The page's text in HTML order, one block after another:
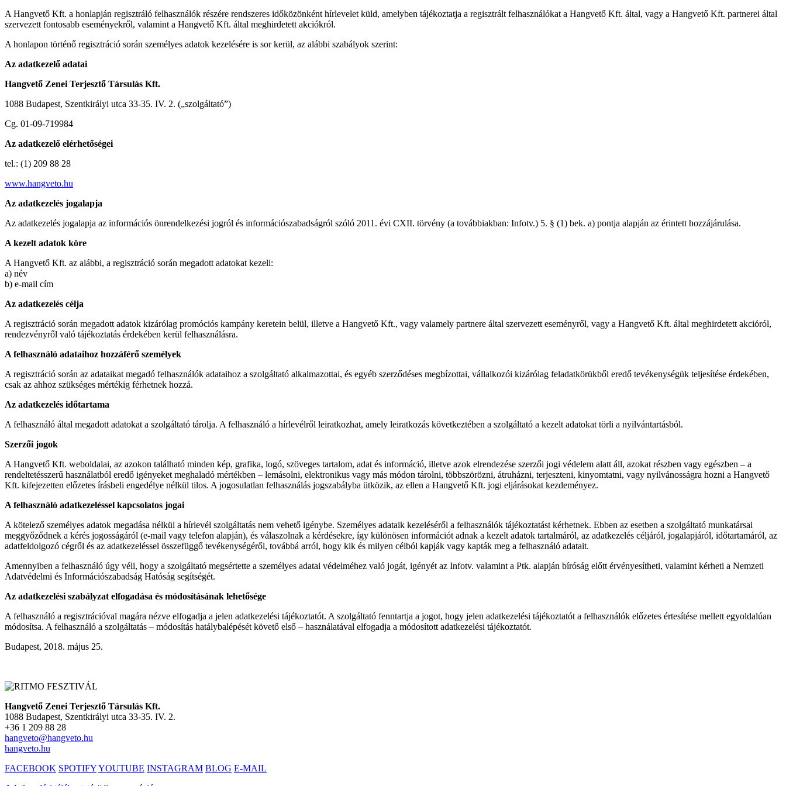
A Hangvető Kft. a honlapján regisztráló felhasználók részére rendszeres időközönként hírlevelet küld, amelyben tájékoztatja a regisztrált felhasználókat a Hangvető Kft. által, vagy a Hangvető Kft. partnerei által
szervezett fontosabb eseményekről, valamint a Hangvető Kft. által meghirdetett akciókról.
A honlapon történő regisztráció során személyes adatok kezelésére is sor kerül, az alábbi szabályok szerint:
Az adatkezelő adatai
Hangvető Zenei Terjesztő Társulás Kft.
1088 Budapest, Szentkirályi utca 33-35. IV. 2. („szolgáltató”)
Cg. 01-09-719984
Az adatkezelő elérhetőségei
tel.: (1) 209 88 28
www.hangveto.hu
Az adatkezelés jogalapja
Az adatkezelés jogalapja az információs önrendelkezési jogról és információszabadságról szóló 2011. évi CXII. törvény (a továbbiakban: Infotv.) 5. § (1) bek. a) pontja alapján az érintett hozzájárulása.
A kezelt adatok köre
A Hangvető Kft. az alábbi, a regisztráció során megadott adatokat kezeli:
a) név
b) e-mail cím
Az adatkezelés célja
A regisztráció során megadott adatok kizárólag promóciós kampány keretein belül, illetve a Hangvető Kft., vagy valamely partnere által szervezett eseményről, vagy a Hangvető Kft. által meghirdetett akcióról,
rendezvényről való tájékoztatás érdekében kerül felhasználásra.
A felhasználó adataihoz hozzáférő személyek
A regisztráció során az adataikat megadó felhasználók adataihoz a szolgáltató alkalmazottai, és egyéb szerződéses megbízottai, vállalkozói kizárólag feladatkörükből eredő tevékenységük teljesítése érdekében,
csak az ahhoz szükséges mértékig férhetnek hozzá.
Az adatkezelés időtartama
A felhasználó által megadott adatokat a szolgáltató tárolja. A felhasználó a hírlevélről leiratkozhat, amely leiratkozás következtében a szolgáltató a kezelt adatokat törli a nyilvántartásból.
Szerzői jogok
A Hangvető Kft. weboldalai, az azokon található minden kép, grafika, logó, szöveges tartalom, adat és információ, illetve azok elrendezése szerzői jogi védelem alatt áll, azokat részben vagy egészben – a
rendeltetésszerű használatból eredő igényeket meghaladó mértékben – lemásolni, elektronikus vagy más módon tárolni, többszörözni, átruházni, terjeszteni, kinyomtatni, vagy nyilvánosságra hozni a Hangvető
Kft. kifejezetten előzetes írásbeli engedélye nélkül tilos. A jogosulatlan felhasználás jogszabályba ütközik, az ellen a Hangvető Kft. jogi eljárásokat kezdeményez.
A felhasználó adatkezeléssel kapcsolatos jogai
A kötelező személyes adatok megadása nélkül a hírlevél szolgáltatás nem vehető igénybe. Személyes adataik kezeléséről a felhasználók tájékoztatást kérhetnek. Ebben az esetben a szolgáltató munkatársai
meggyőződnek a kérés jogosságáról (e-mail vagy telefon alapján), és válaszolnak a kérdésekre, így különösen információt adnak a kezelt adatok tartalmáról, az adatkezelés céljáról, jogalapjáról, időtartamáról, az
adatfeldolgozó cégről és az adatkezeléssel összefüggő tevékenységéről, továbbá arról, hogy kik és milyen célból kapják vagy kapták meg a felhasználó adatait.
Amennyiben a felhasználó úgy véli, hogy a szolgáltató megsértette a személyes adatai védelméhez való jogát, igényét az Infotv. valamint a Ptk. alapján bíróság előtt érvényesítheti, valamint kérheti a Nemzeti
Adatvédelmi és Információszabadság Hatóság segítségét.
Az adatkezelési szabályzat elfogadása és módosításának lehetősége
A felhasználó a regisztrációval magára nézve elfogadja a jelen adatkezelési tájékoztatót. A szolgáltató fenntartja a jogot, hogy jelen adatkezelési tájékoztatót a felhasználók előzetes értesítése mellett egyoldalúan
módosítsa. A felhasználó a szolgáltatás – módosítás hatálybalépését követő első – használatával elfogadja a módosított adatkezelési tájékoztatót.
Budapest, 2018. május 25.
Hangvető Zenei Terjesztő Társulás Kft.
1088 Budapest, Szentkirályi utca 33-35. IV. 2.
+36 1 209 88 28
hangveto@hangveto.hu
hangveto.hu
FACEBOOK SPOTIFYYOUTUBE INSTAGRAM BLOG E-MAIL